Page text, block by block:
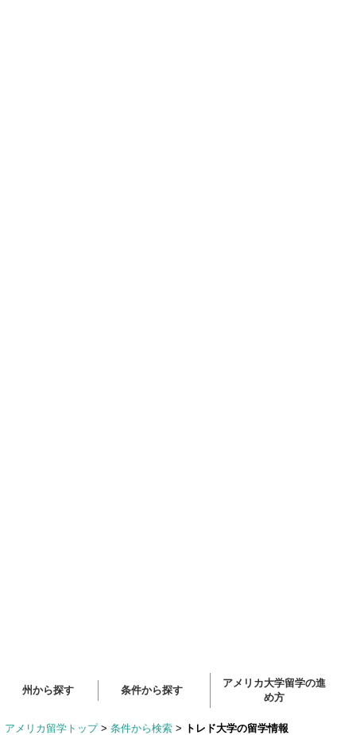
州から探す 条件から探す
アメリカ大学留学の進
め方
アメリカ留学トップ > 条件から検索 > トレド大学の留学情報